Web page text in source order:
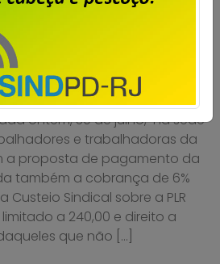
do RJ
da PLR 2026
em31/07/2026.
ontem, 30 de julho, na sede
e trabalhadoras da
a proposta de pagamento da
também a cobrança de 6%
Sindical sobre a PLR
a 240,00 e direito a
que não […]